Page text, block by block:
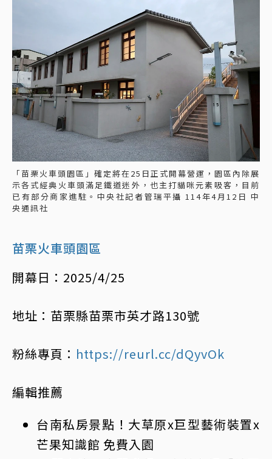
「苗栗火車頭園區」確定將在25日正式開幕營運，園區內除展
示各式經典火車頭滿足鐵道迷外，也主打貓咪元素吸客，目前
已有部分商家進駐。中央社記者管瑞平攝 114年4月12日 中
央通訊社
苗栗火車頭園區
開幕日：2025/4/25
地址：苗栗縣苗栗市英才路130號
粉絲專頁： https://reurl.cc/dQyvOk
編輯推薦
台南私房景點！大草原x巨型藝術裝置x
芒果知識館 免費入園